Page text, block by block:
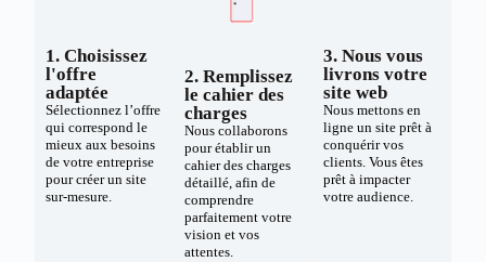
1. Choisissez
l'offre
adaptée
Sélectionnez l’offre
qui correspond le
mieux aux besoins
de votre entreprise
pour créer un site
sur-mesure.
2. Remplissez
le cahier des
charges
Nous collaborons
pour établir un
cahier des charges
détaillé, afin de
comprendre
parfaitement votre
vision et vos
attentes.
3. Nous vous
livrons votre
site web
Nous mettons en
ligne un site prêt à
conquérir vos
clients. Vous êtes
prêt à impacter
votre audience.